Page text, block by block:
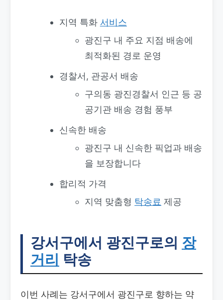
지역 특화 서비스
광진구 내 주요 지점 배송에
최적화된 경로 운영
경찰서, 관공서 배송
구의동 광진경찰서 인근 등 공
공기관 배송 경험 풍부
신속한 배송
광진구 내 신속한 픽업과 배송
을 보장합니다
합리적 가격
지역 맞춤형 탁송료 제공
강서구에서 광진구로의 장
거리 탁송
이번 사례는 강서구에서 광진구로 향하는 약